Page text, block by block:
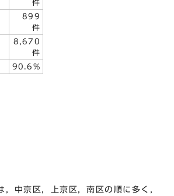
件
899
件
8,670
件
90.6%
中京区，上京区，南区の順に多く，